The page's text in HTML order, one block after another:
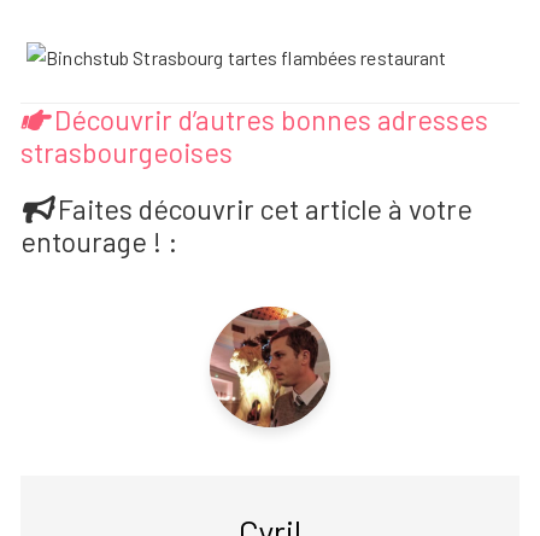
Découvrir d’autres bonnes adresses
strasbourgeoises
Faites découvrir cet article à votre
entourage ! :